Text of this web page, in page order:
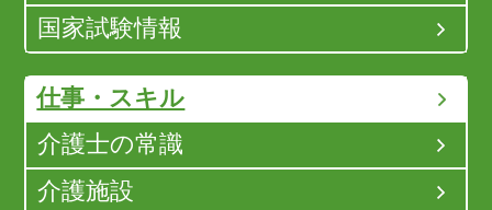
国家試験情報
仕事・スキル
介護士の常識
介護施設